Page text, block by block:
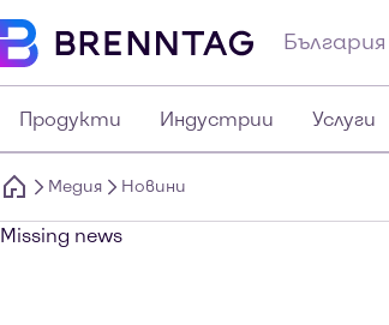
България
Продукти Индустрии Услуги
Медия Новини
Missing news